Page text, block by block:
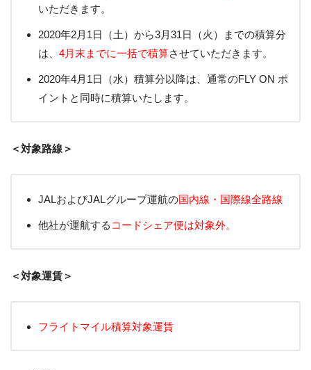
いただきます。
2020年2月1日（土）から3月31日（火）までの積算分
は、 4月末までに一括で積算させていただきます。
2020年4月1日（水）積算分以降は、通常のFLY ON ポ
イントと同時に積算いたします。
＜対象路線＞
JALおよびJALグループ運航の国内線・国際線全路線
他社が運航する コードシェア便は対象外。
＜対象運賃＞
フライトマイル積算対象運賃